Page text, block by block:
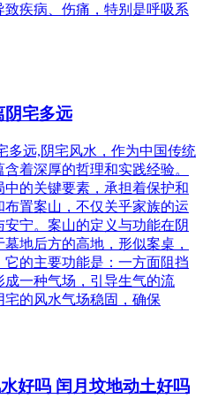
疾病、伤痛，特别是呼吸系
阴宅多远
多远,阴宅风水，作为中国传统
着深厚的哲理和实践经验。
的关键要素，承担着保护和
置案山，不仅关乎家族的运
宁。案山的定义与功能在阴
地后方的高地，形似案桌，
的主要功能是：一方面阻挡
成一种气场，引导生气的流
的风水气场稳固，确保
好吗 闰月坟地动土好吗